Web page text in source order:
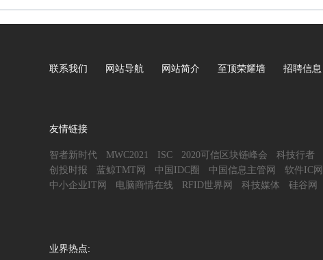
联系我们 网站导航 网站简介 至顶荣耀墙 招聘信息
友情链接
智者新时代 MWC2021 ISC 2020可信区块链峰会 科技行者
创投时报
蓝鲸TMT网 中国IDC圈 中国信息主管网 软件IC网
中小企业IT网
电脑商情在线 RFID世界网 科技媒体 硅谷网
业界热点: